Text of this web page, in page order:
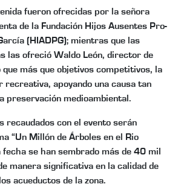
fueron ofrecidas por la señora
de la Fundación Hijos Ausentes Pro-
(HIADPG); mientras que las
las ofreció Waldo León, director de
más que objetivos competitivos, la
recreativa, apoyando una causa tan
preservación medioambiental.
recaudados con el evento serán
“Un Millón de Árboles en el Rio
fecha se han sembrado más de 40 mil
manera significativa en la calidad de
acueductos de la zona.